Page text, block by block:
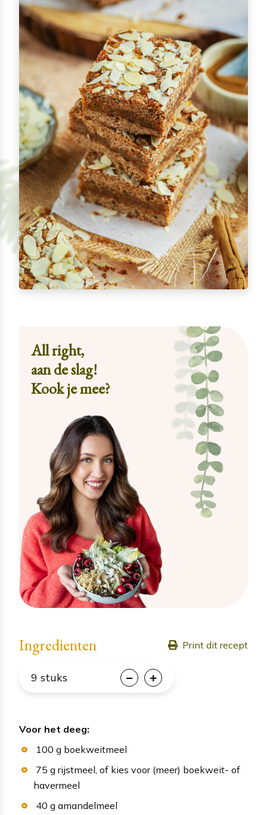
All right,
aan de slag!
Kook je mee?
Ingredienten Print dit recept
9 stuks
Voor het deeg:
100 g boekweitmeel
75 g rijstmeel , of kies voor (meer) boekweit- of
havermeel
40 g amandelmeel